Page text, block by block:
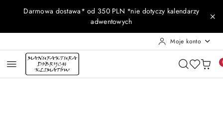
Przejdź do treści głównej
Przejdź do wyszukiwarki
Przejdź do moje konto
Przejdź do menu głównego
Przejdź do opisu produktu
Przejdź do stopki
Darmowa dostawa* od 350 PLN *nie dotyczy kalendarzy
adwentowych
Moje konto